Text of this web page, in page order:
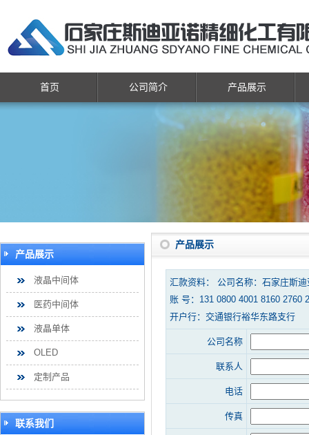
首页 公司简介 产品展示
产品展示
液晶中间体
医药中间体
液晶单体
OLED
定制产品
联系我们
产品展示
汇款资料： 公司名称：石家庄斯
账 号：131 0800 4001 8160 2760
开户行：交通银行裕华东路支行
公司名称
联系人
电话
传真